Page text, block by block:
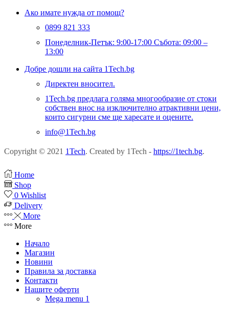
Ако имате нужда от помощ?
0899 821 333
Понеделник-Петък: 9:00-17:00 Събота: 09:00 –
13:00
Добре дошли на сайта 1Tech.bg
Директен вносител.
1Tech.bg предлага голяма многообразие от стоки
собствен внос на изключително атрактивни цени,
които сигурни сме ще харесате и оцените.
info@1Tech.bg
Copyright © 2021 1Tech. Created by 1Tech - https://1tech.bg.
Home
Shop
0 Wishlist
Delivery
More
More
Начало
Магазин
Новини
Правила за доставка
Контакти
Нашите оферти
Mega menu 1